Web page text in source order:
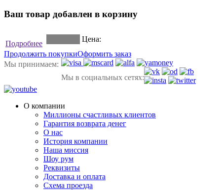
Ваш товар добавлен в корзину
Подробнее
Цена:
Продолжить покупкиОформить заказ
Мы принимаем:
Мы в социальных сетях:
О компании
Миллионы счастливых клиентов
Гарантия возврата денег
О нас
История компании
Наша миссия
Шоу рум
Реквизиты
Доставка и оплата
Схема проезда